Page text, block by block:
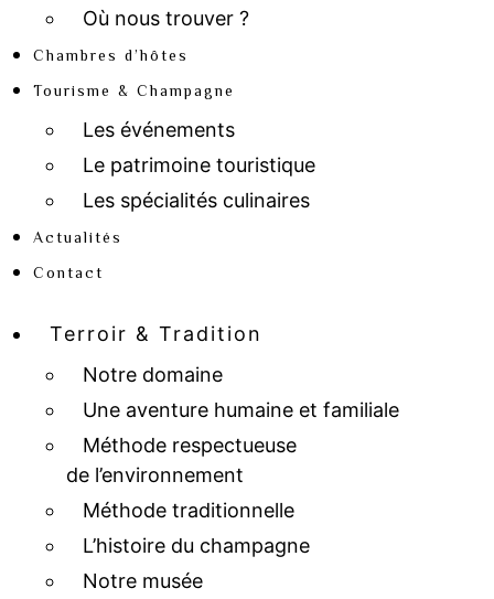
Où nous trouver ?
Chambres d’hôtes
Tourisme & Champagne
Les événements
Le patrimoine touristique
Les spécialités culinaires
Actualités
Contact
Terroir & Tradition
Notre domaine
Une aventure humaine et familiale
Méthode respectueuse
de l’environnement
Méthode traditionnelle
L’histoire du champagne
Notre musée